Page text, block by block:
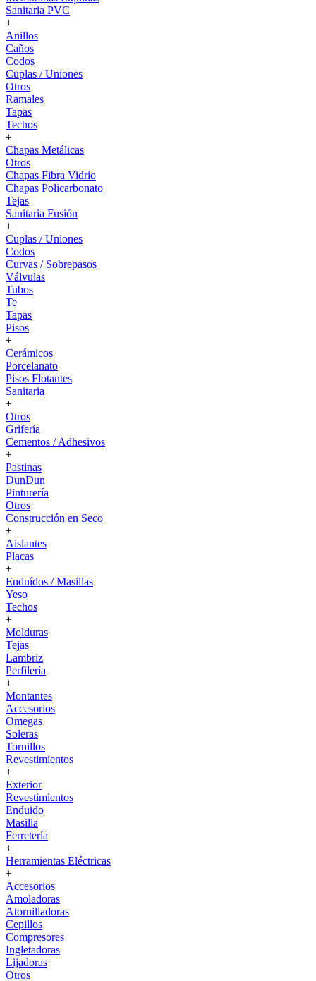
Sanitaria PVC
+
Anillos
Caños
Codos
Cuplas / Uniones
Otros
Ramales
Tapas
Techos
+
Chapas Metálicas
Otros
Chapas Fibra Vidrio
Chapas Policarbonato
Tejas
Sanitaria Fusión
+
Cuplas / Uniones
Codos
Curvas / Sobrepasos
Válvulas
Tubos
Te
Tapas
Pisos
+
Cerámicos
Porcelanato
Pisos Flotantes
Sanitaria
+
Otros
Grifería
Cementos / Adhesivos
+
Pastinas
DunDun
Pinturería
Otros
Construcción en Seco
+
Aislantes
Placas
+
Enduídos / Masillas
Yeso
Techos
+
Molduras
Tejas
Lambriz
Perfilería
+
Montantes
Accesorios
Omegas
Soleras
Tornillos
Revestimientos
+
Exterior
Revestimientos
Enduido
Masilla
Ferretería
+
Herramientas Eléctricas
+
Accesorios
Amoladoras
Atornilladoras
Cepillos
Compresores
Ingletadoras
Lijadoras
Otros